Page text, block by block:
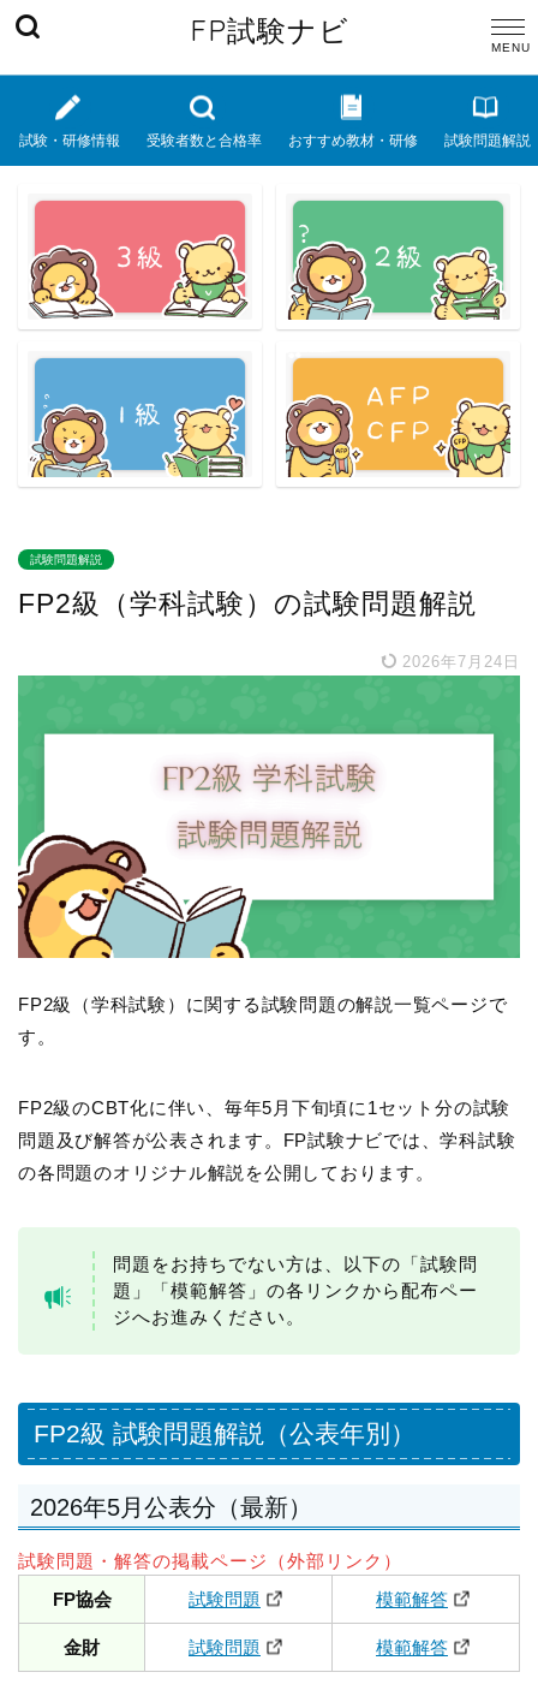
FP試験ナビ
試験・研修情報 受験者数と合格率 おすすめ教材・研修 試験問題解説
試験問題解説
FP2級（学科試験）の試験問題解説
2026年7月24日
FP2級（学科試験）に関する試験問題の解説一覧ページで
す。
FP2級のCBT化に伴い、毎年5月下旬頃に1セット分の試験
問題及び解答が公表されます。FP試験ナビでは、学科試験
の各問題のオリジナル解説を公開しております。
問題をお持ちでない方は、以下の「試験問
題」「模範解答」の各リンクから配布ペー
ジへお進みください。
FP2級 試験問題解説（公表年別）
2026年5月公表分（最新）
試験問題・解答の掲載ページ（外部リンク）
FP協会
試験問題 模範解答
金財 試験問題 模範解答